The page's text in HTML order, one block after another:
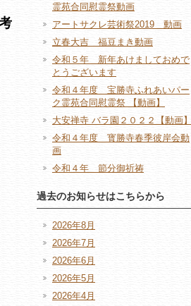
霊苑合同慰霊祭動画
アートサクレ芸術祭2019 動画
立春大吉 福豆まき動画
令和５年 新年あけましておめで
とうございます
令和４年度 宝勝寺ふれあいパー
ク霊苑合同慰霊祭 【動画】
大安禅寺 バラ園２０２２【動画】
令和４年度 寳勝寺春季彼岸会動
画
令和４年 節分御祈祷
過去のお知らせはこちらから
2026年8月
2026年7月
2026年6月
2026年5月
2026年4月